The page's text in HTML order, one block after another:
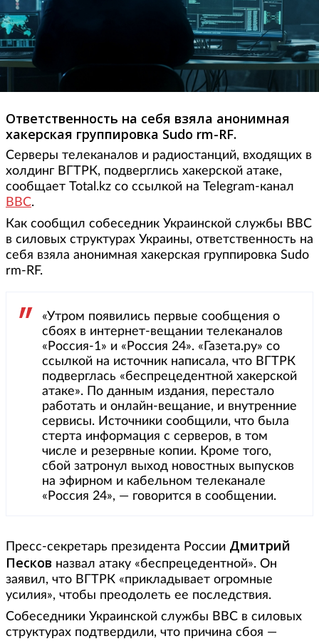
Ответственность на себя взяла анонимная
хакерская группировка Sudo rm-RF.
Серверы телеканалов и радиостанций, входящих в
холдинг ВГТРК, подверглись хакерской атаке,
сообщает Total.kz со ссылкой на Telegram-канал
BBC.
Как сообщил собеседник Украинской службы ВВС
в силовых структурах Украины, ответственность на
себя взяла анонимная хакерская группировка Sudo
rm-RF.
«Утром появились первые сообщения о
сбоях в интернет-вещании телеканалов
«Россия-1» и «Россия 24». «Газета.ру» со
ссылкой на источник написала, что ВГТРК
подверглась «беспрецедентной хакерской
атаке». По данным издания, перестало
работать и онлайн-вещание, и внутренние
сервисы. Источники сообщили, что была
стерта информация с серверов, в том
числе и резервные копии. Кроме того,
сбой затронул выход новостных выпусков
на эфирном и кабельном телеканале
«Россия 24», — говорится в сообщении.
Пресс-секретарь президента России Дмитрий
Песков назвал атаку «беспрецедентной». Он
заявил, что ВГТРК «прикладывает огромные
усилия», чтобы преодолеть ее последствия.
Собеседники Украинской службы ВВС в силовых
структурах подтвердили, что причина сбоя —